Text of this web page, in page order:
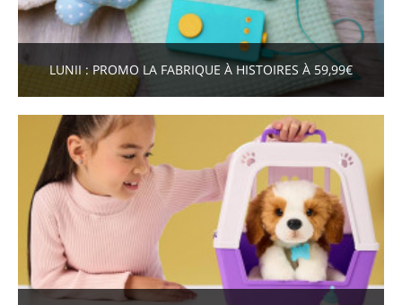
LUNII : PROMO LA FABRIQUE À HISTOIRES À 59,99€